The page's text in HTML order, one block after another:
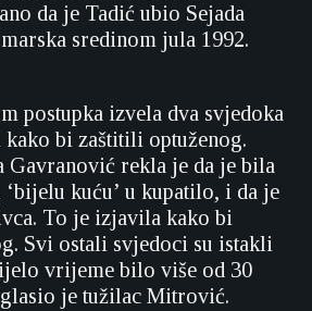
da je Tadić ubio Sejada
sredinom jula 1992.
postupka izvela dva svjedoka
bi zaštitili optuženog.
Gavranović rekla je da je bila
‘bijelu kuću’ u kupatilo, i da je
To je izjavila kako bi
Svi ostali svjedoci su istakli
vrijeme bilo više od 30
je tužilac Mitrović.